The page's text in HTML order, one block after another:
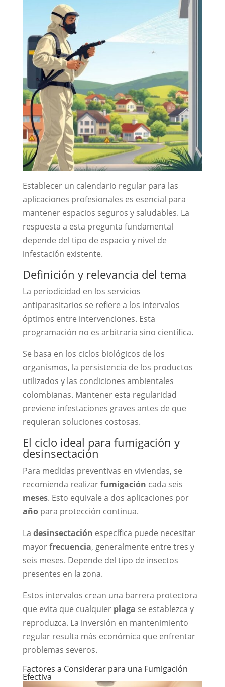
Establecer un calendario regular para las
aplicaciones profesionales es esencial para
mantener espacios seguros y saludables. La
respuesta a esta pregunta fundamental
depende del tipo de espacio y nivel de
infestación existente.
Definición y relevancia del tema
La periodicidad en los servicios
antiparasitarios se refiere a los intervalos
óptimos entre intervenciones. Esta
programación no es arbitraria sino científica.
Se basa en los ciclos biológicos de los
organismos, la persistencia de los productos
utilizados y las condiciones ambientales
colombianas. Mantener esta regularidad
previene infestaciones graves antes de que
requieran soluciones costosas.
El ciclo ideal para fumigación y
desinsectación
Para medidas preventivas en viviendas, se
recomienda realizarfumigación cada seis
meses. Esto equivale a dos aplicaciones por
añopara protección continua.
La desinsectación específica puede necesitar
mayorfrecuencia, generalmente entre tres y
seis meses. Depende del tipo de insectos
presentes en la zona.
Estos intervalos crean una barrera protectora
que evita que cualquier plaga se establezca y
reproduzca. La inversión en mantenimiento
regular resulta más económica que enfrentar
problemas severos.
Factores a Considerar para una Fumigación
Efectiva